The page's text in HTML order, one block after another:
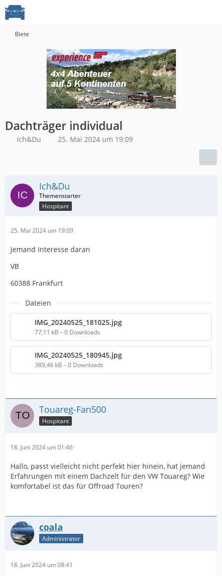
Biete
Dachträger individual
Ich&Du 25. Mai 2024 um 19:09
Ich&Du
Hospitant
25. Mai 2024 um 19:09
Jemand Interesse daran
VB
60388 Frankfurt
Dateien
IMG_20240525_181025.jpg
77,11 kB – 0 Downloads
IMG_20240525_180945.jpg
389,46 kB – 0 Downloads
Touareg-Fan500
Hospitant
18. Juni 2024 um 01:46
Hallo, passt vielleicht nicht perfekt hier hinein, hat jemand
Erfahrungen mit einem Dachzelt für den VW Touareg? Wie
komfortabel ist das für Offroad Touren?
coala
Administrator
18. Juni 2024 um 08:41